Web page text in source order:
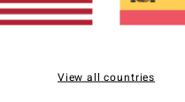
[Tejido principal] 100%
View all countries